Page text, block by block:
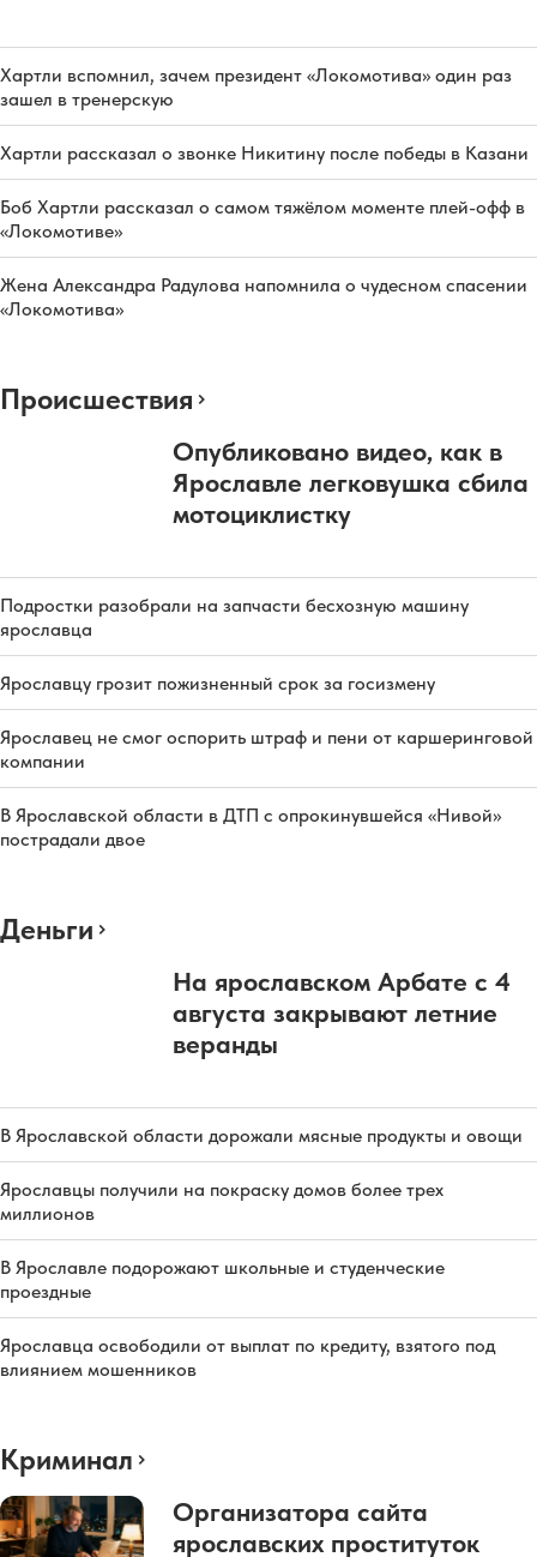
Хартли вспомнил, зачем президент «Локомотива» один раз
зашел в тренерскую
Хартли рассказал о звонке Никитину после победы в Казани
Боб Хартли рассказал о самом тяжёлом моменте плей-офф в
«Локомотиве»
Жена Александра Радулова напомнила о чудесном спасении
«Локомотива»
Происшествия
Опубликовано видео, как в
Ярославле легковушка сбила
мотоциклистку
Подростки разобрали на запчасти бесхозную машину
ярославца
Ярославцу грозит пожизненный срок за госизмену
Ярославец не смог оспорить штраф и пени от каршеринговой
компании
В Ярославской области в ДТП с опрокинувшейся «Нивой»
пострадали двое
Деньги
На ярославском Арбате с 4
августа закрывают летние
веранды
В Ярославской области дорожали мясные продукты и овощи
Ярославцы получили на покраску домов более трех
миллионов
В Ярославле подорожают школьные и студенческие
проездные
Ярославца освободили от выплат по кредиту, взятого под
влиянием мошенников
Криминал
Организатора сайта
ярославских проституток